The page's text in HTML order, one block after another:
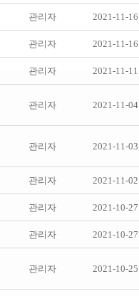
관리자 2021-11-16
관리자 2021-11-16
관리자 2021-11-11
관리자 2021-11-04
관리자 2021-11-03
관리자 2021-11-02
관리자 2021-10-27
관리자 2021-10-27
관리자 2021-10-25